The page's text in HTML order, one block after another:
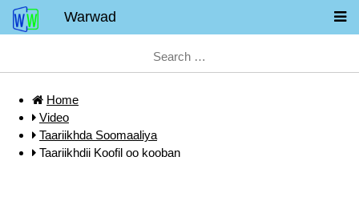
Warwad
Home
Video
Taariikhda Soomaaliya
Taariikhdii Koofil oo kooban